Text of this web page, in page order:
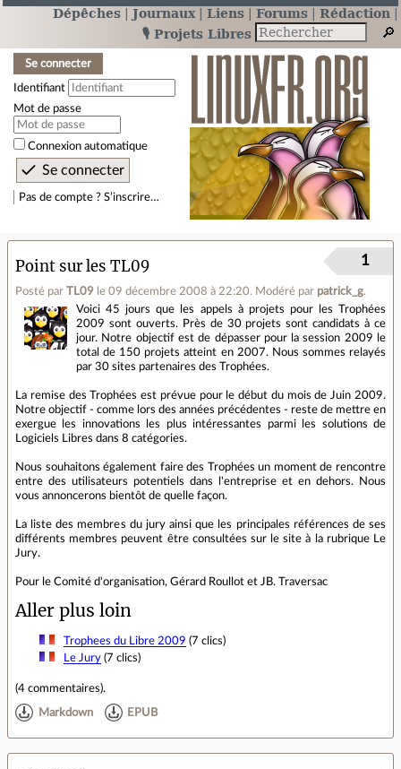
Dépêches Journaux Liens Forums
Rédaction
🎙️ Projets Libres
Se connecter
Identifiant
Mot de passe
Connexion automatique
Pas de compte ? S’inscrire…
Point sur les TL09
Posté par TL09 le 09 décembre 2008 à 22:20. Modéré par patrick_g.
1
Voici 45 jours que les appels à projets pour les Trophées
2009 sont ouverts. Près de 30 projets sont candidats à ce
jour. Notre objectif est de dépasser pour la session 2009 le
total de 150 projets atteint en 2007. Nous sommes relayés
par 30 sites partenaires des Trophées.
La remise des Trophées est prévue pour le début du mois de Juin 2009.
Notre objectif - comme lors des années précédentes - reste de mettre en
exergue les innovations les plus intéressantes parmi les solutions de
Logiciels Libres dans 8 catégories.
Nous souhaitons également faire des Trophées un moment de rencontre
entre des utilisateurs potentiels dans l'entreprise et en dehors. Nous
vous annoncerons bientôt de quelle façon.
La liste des membres du jury ainsi que les principales références de ses
différents membres peuvent être consultées sur le site à la rubrique Le
Jury.
Pour le Comité d'organisation, Gérard Roullot et JB. Traversac
Aller plus loin
Trophees du Libre 2009 (7 clics)
Le Jury(7 clics)
(4 commentaires).
Markdown EPUB